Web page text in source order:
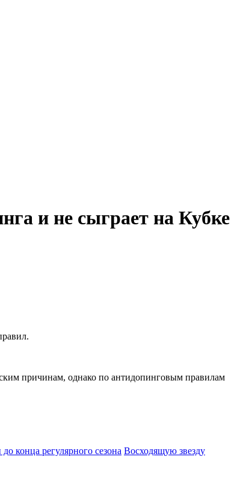
и не сыграет на Кубке
причинам, однако по антидопинговым правилам
конца регулярного сезона Восходящую звезду